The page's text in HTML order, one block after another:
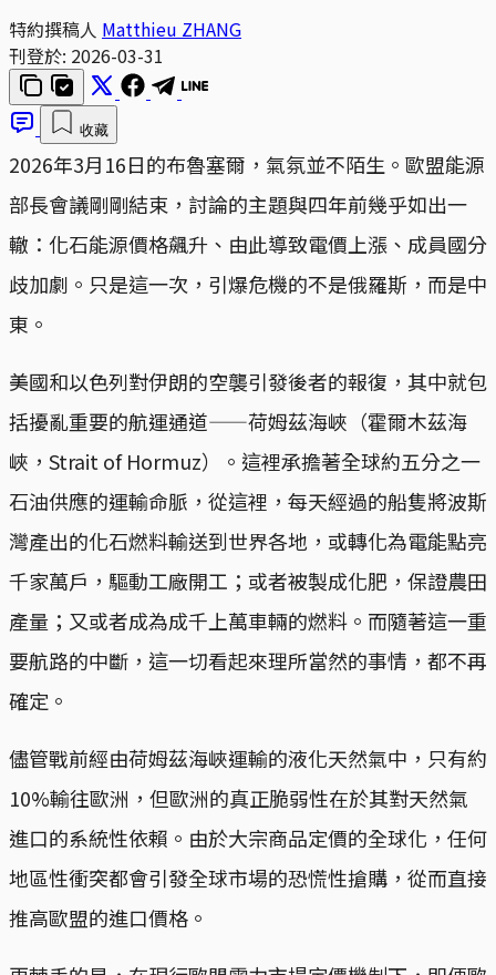
特約撰稿人 Matthieu ZHANG
刊登於: 2026-03-31
收藏
2026年3月16日的布魯塞爾，氣氛並不陌生。歐盟能源
部長會議剛剛結束，討論的主題與四年前幾乎如出一
轍：化石能源價格飆升、由此導致電價上漲、成員國分
歧加劇。只是這一次，引爆危機的不是俄羅斯，而是中
東。
美國和以色列對伊朗的空襲引發後者的報復，其中就包
括擾亂重要的航運通道——荷姆茲海峽（霍爾木茲海
峽，Strait of Hormuz）。這裡承擔著全球約五分之一
石油供應的運輸命脈，從這裡，每天經過的船隻將波斯
灣產出的化石燃料輸送到世界各地，或轉化為電能點亮
千家萬戶，驅動工廠開工；或者被製成化肥，保證農田
產量；又或者成為成千上萬車輛的燃料。而隨著這一重
要航路的中斷，這一切看起來理所當然的事情，都不再
確定。
儘管戰前經由荷姆茲海峽運輸的液化天然氣中，只有約
10%輸往歐洲，但歐洲的真正脆弱性在於其對天然氣
進口的系統性依賴。由於大宗商品定價的全球化，任何
地區性衝突都會引發全球市場的恐慌性搶購，從而直接
推高歐盟的進口價格。